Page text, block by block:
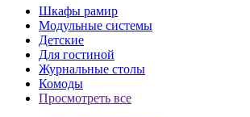
Шкафы рамир
Модульные системы
Детские
Для гостиной
Журнальные столы
Комоды
Просмотреть все